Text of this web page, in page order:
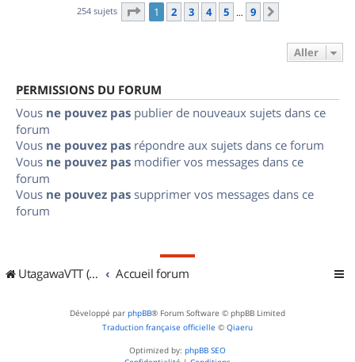
254 sujets Page 1sur
1 2 3 4 5 … 9
Aller
PERMISSIONS DU FORUM
Vous ne pouvez pas publier de nouveaux sujets dans ce
forum
Vous ne pouvez pas répondre aux sujets dans ce forum
Vous ne pouvez pas modifier vos messages dans ce
forum
Vous ne pouvez pas supprimer vos messages dans ce
forum
UtagawaVTT (Randos VTT et VTTAE avec traces GPS) Accueil forum
Développé par phpBB® Forum Software © phpBB Limited
Traduction française officielle © Qiaeru
Optimized by: phpBB SEO